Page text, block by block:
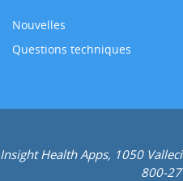
Nouvelles
Questions techniques
Insight Health Apps, 1050
800-